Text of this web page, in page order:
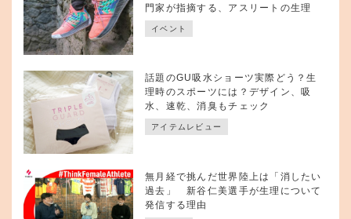
門家が指摘する、アスリートの生理
イベント
話題のGU吸水ショーツ実際どう？生
理時のスポーツには？デザイン、吸
水、速乾、消臭もチェック
アイテムレビュー
無月経で挑んだ世界陸上は「消したい
過去」 新谷仁美選手が生理について
発信する理由